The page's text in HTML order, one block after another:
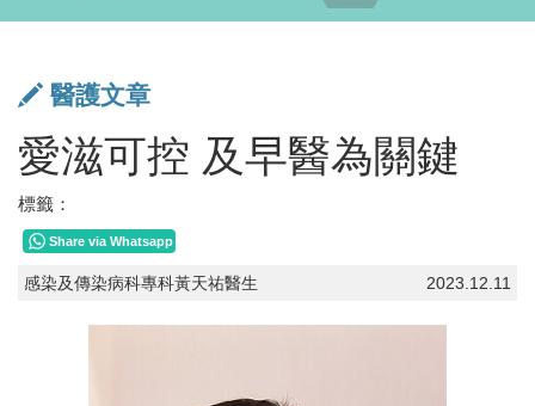
醫護文章
愛滋可控 及早醫為關鍵
標籤：
Share via Whatsapp
2023.12.11
感染及傳染病科專科黃天祐醫生